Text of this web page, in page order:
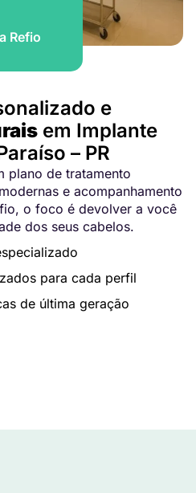
Refio
e
em Implante
– PR
plano de tratamento
e acompanhamento
o foco é devolver a você
dos seus cabelos.
para cada perfil
de última geração